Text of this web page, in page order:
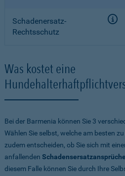
Schadenersatz-
Rechtsschutz
Was kostet eine
Bei der Barmenia können Sie 3
Wählen Sie selbst, welche am besten
zudem entscheiden, ob Sie sich mit
anfallenden
diesem Falle können Sie durch Ihre